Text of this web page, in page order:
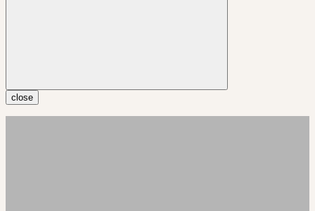
close